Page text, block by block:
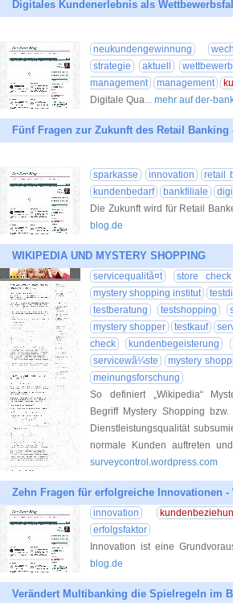
Digitales Kundenerlebnis als
neukundengewinnung
strategie
aktuell
management
management
Digitale Qua... mehr auf der-
Fünf Fragen zur Zukunft des Retail
sparkasse innovation retail
kundenbedarf
bankfiliale
Die Zukunft wird für Retail
blog.de
WIKIPEDIA UND MYSTERY SHOPPING
servicequalitã¤t store check
mystery shopping institut
testberatung
testshopping
mystery shopper
testkauf
check
kundenbegeisterung
servicewã¼ste
mystery
meinungsforschung
So definiert „Wikipedia“
Begriff Mystery Shopping
Dienstleistungsqualität
normale Kunden auftreten
surveycontrol.wordpress.com
Zehn Fragen für erfolgreiche Innovationen -
innovation
erfolgsfaktor
Innovation ist eine
blog.de
Verändert Multibanking die Spielregeln im